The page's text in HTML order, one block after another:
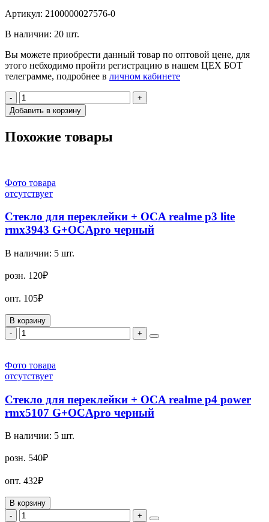
Артикул: 2100000027576-0
В наличии: 20 шт.
Вы можете приобрести данный товар по оптовой цене, для
этого небходимо пройти регистрацию в нашем ЦЕХ БОТ
телеграмме, подробнее в личном кабинете
-
+
Добавить в корзину
Похожие товары
Фото товара
отсутствует
Стекло для переклейки + OCA realme p3 lite
rmx3943 G+OCApro черный
В наличии: 5 шт.
розн. 120₽
опт. 105₽
В корзину
-
+
Фото товара
отсутствует
Стекло для переклейки + OCA realme p4 power
rmx5107 G+OCApro черный
В наличии: 5 шт.
розн. 540₽
опт. 432₽
В корзину
-
+